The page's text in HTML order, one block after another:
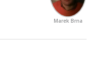
Marek Brna